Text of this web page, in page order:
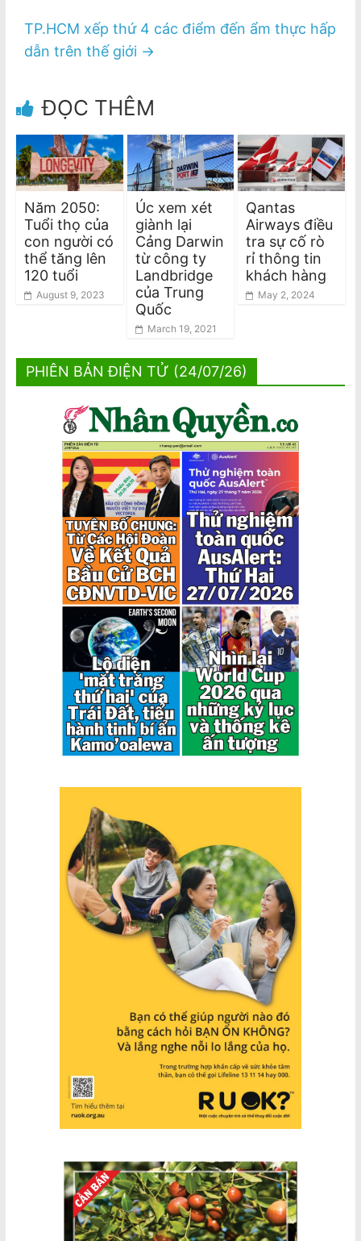
TP.HCM xếp thứ 4 các điểm đến ẩm thực hấp
dẫn trên thế giới →
ĐỌC THÊM
Năm 2050:
Tuổi thọ của
con người có
thể tăng lên
120 tuổi
August 9, 2023
Úc xem xét
giành lại
Cảng Darwin
từ công ty
Landbridge
của Trung
Quốc
March 19, 2021
Qantas
Airways điều
tra sự cố rò
rỉ thông tin
khách hàng
May 2, 2024
PHIÊN BẢN ĐIỆN TỬ (24/07/26)